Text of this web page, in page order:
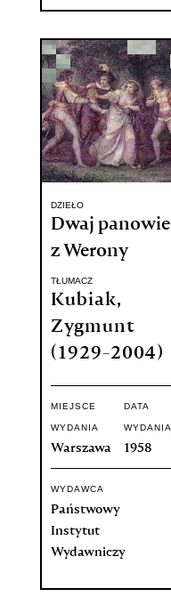
DZIEŁO
Dwaj panowie
z Werony
TŁUMACZ
Kubiak,
Zygmunt
(1929-2004)
MIEJSCE
WYDANIA
Warszawa
DATA
WYDANIA
1958
WYDAWCA
Państwowy
Instytut
Wydawniczy